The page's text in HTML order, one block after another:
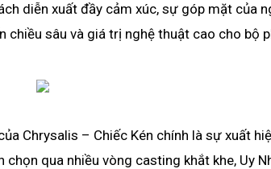
diễn xuất đầy cảm xúc, sự góp mặt của
chiều sâu và giá trị nghệ thuật cao cho bộ
Chrysalis – Chiếc Kén chính là sự xuất
qua nhiều vòng casting khắt khe, Uy